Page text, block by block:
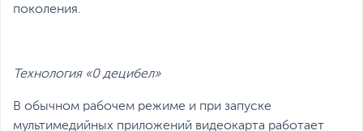
поколения.
Технология «0 децибел»
В обычном рабочем режиме и при запуске
мультимедийных приложений видеокарта работает